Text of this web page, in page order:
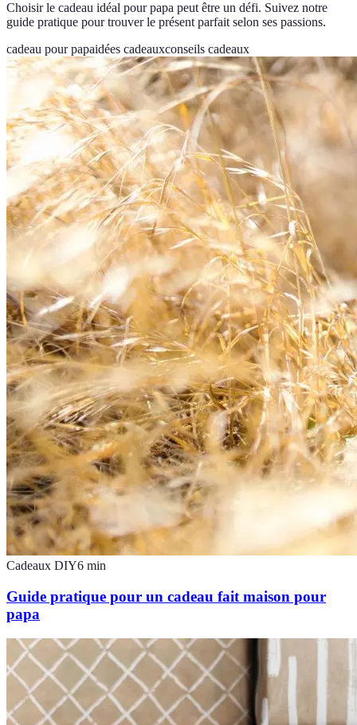
Choisir le cadeau idéal pour papa peut être un défi. Suivez notre
guide pratique pour trouver le présent parfait selon ses passions.
cadeau pour papaidées cadeauxconseils cadeaux
Cadeaux DIY6 min
Guide pratique pour un cadeau fait maison pour
papa